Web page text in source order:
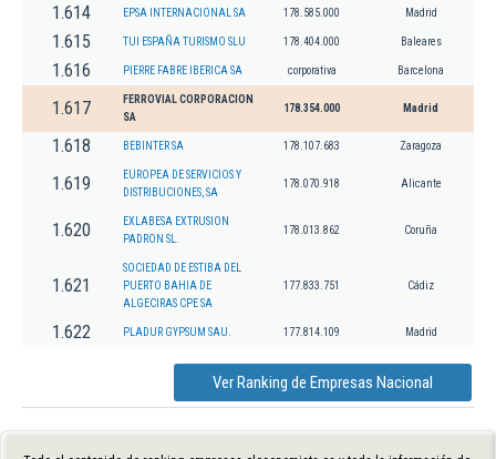
1.614 EPSA INTERNACIONAL SA 178.585.000 Madrid
1.615 TUI ESPAÑA TURISMO SLU 178.404.000 Baleares
1.616 PIERRE FABRE IBERICA SA corporativa Barcelona
1.617
FERROVIAL CORPORACION
SA
178.354.000 Madrid
1.618 BEBINTER SA 178.107.683 Zaragoza
1.619
EUROPEA DE SERVICIOS Y
DISTRIBUCIONES, SA
178.070.918 Alicante
1.620
EXLABESA EXTRUSION
PADRON SL.
178.013.862 Coruña
1.621
SOCIEDAD DE ESTIBA DEL
PUERTO BAHIA DE
ALGECIRAS CPE SA
177.833.751 Cádiz
1.622 PLADUR GYPSUM SAU. 177.814.109 Madrid
Ver Ranking de Empresas Nacional